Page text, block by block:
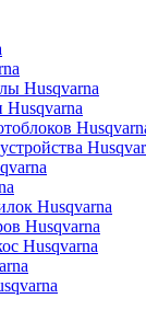
Husqvarna
Husqvarna
Husqvarna
Husqvarna
Husqvarna